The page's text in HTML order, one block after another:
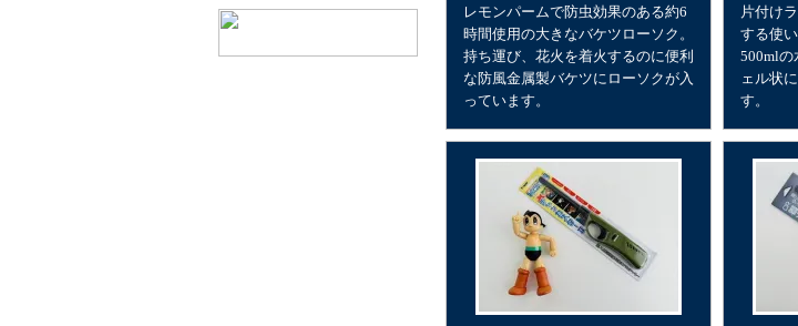
レモンパームで防虫効果のある約6
時間使用の大きなバケツローソク。
持ち運び、花火を着火するのに便利
な防風金属製バケツにローソクが入
っています。
片付け
する使
500mlの
ェル状
す。